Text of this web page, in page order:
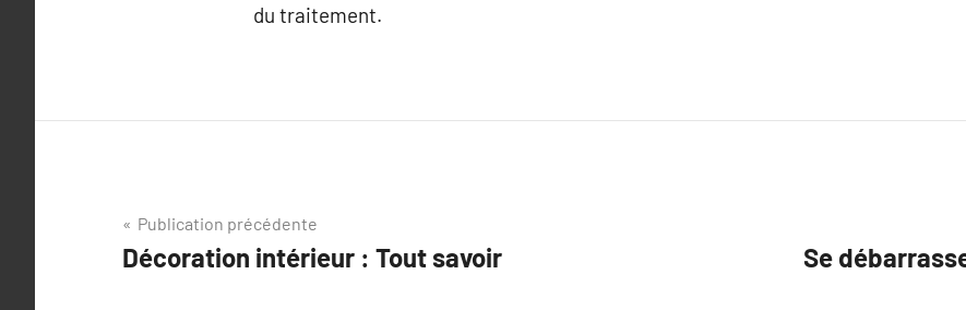
du traitement.
Navigation
de
Publication précédente
Décoration intérieur : Tout savoir
Se